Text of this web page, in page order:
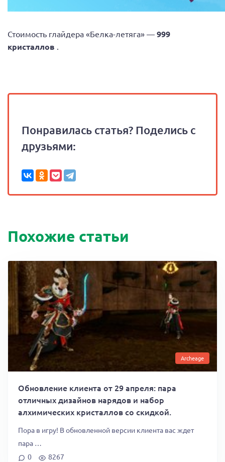
Стоимость глайдера «Белка-летяга» — 999
кристаллов
Понравилась статья? Поделись с
друзьями:
Похожие статьи
Archeage
Обновление клиента от 29 апреля: пара
отличных дизайнов нарядов и набор
алхимических кристаллов со скидкой.
Пора в игру! В обновленной версии клиента вас ждет
пара …
0
8267